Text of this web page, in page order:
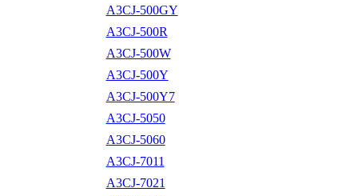
A3CJ-500GY
A3CJ-500R
A3CJ-500W
A3CJ-500Y
A3CJ-500Y7
A3CJ-5050
A3CJ-5060
A3CJ-7011
A3CJ-7021